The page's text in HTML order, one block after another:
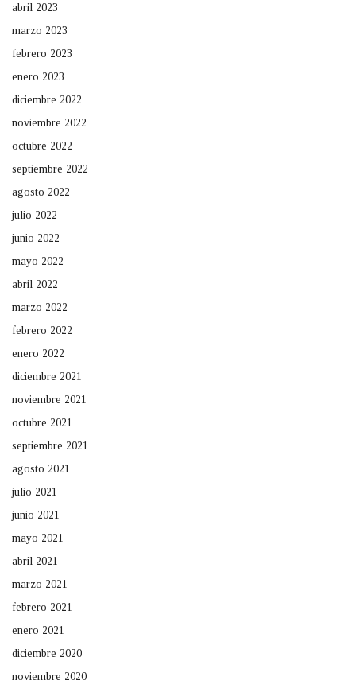
abril 2023
marzo 2023
febrero 2023
enero 2023
diciembre 2022
noviembre 2022
octubre 2022
septiembre 2022
agosto 2022
julio 2022
junio 2022
mayo 2022
abril 2022
marzo 2022
febrero 2022
enero 2022
diciembre 2021
noviembre 2021
octubre 2021
septiembre 2021
agosto 2021
julio 2021
junio 2021
mayo 2021
abril 2021
marzo 2021
febrero 2021
enero 2021
diciembre 2020
noviembre 2020